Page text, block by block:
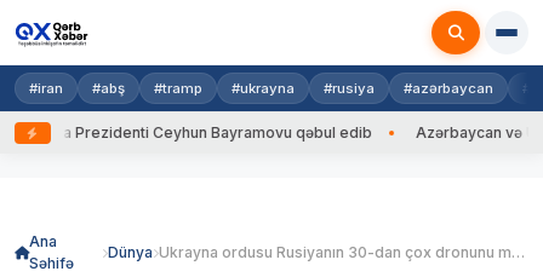
#iran #abş #tramp #ukrayna #rusiya #azərbaycan
Prezidenti Ceyhun Bayramovu qəbul edib Azərbaycan və
Ana
Səhifə
Dünya Ukrayna ordusu Rusiyanın 30-dan çox dronunu məhv edib